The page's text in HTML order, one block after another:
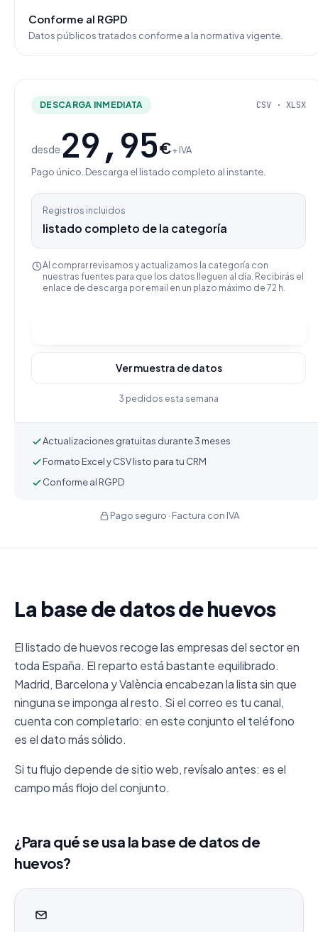
Conforme al RGPD
Datos públicos tratados conforme a la normativa vigente.
DESCARGA INMEDIATA CSV · XLSX
desde 29,95€+ IVA
Pago único. Descarga el listado completo al instante.
Registros incluidos
listado completo de la categoría
Al comprar revisamos y actualizamos la categoría con
nuestras fuentes para que los datos lleguen al día. Recibirás el
enlace de descarga por email en un plazo máximo de 72 h.
Ver muestra de datos
3 pedidos esta semana
Actualizaciones gratuitas durante 3 meses
Formato Excel y CSV listo para tu CRM
Conforme al RGPD
Pago seguro · Factura con IVA
La base de datos de huevos
El listado de huevos recoge las empresas del sector en
toda España. El reparto está bastante equilibrado.
Madrid, Barcelona y València encabezan la lista sin que
ninguna se imponga al resto. Si el correo es tu canal,
cuenta con completarlo: en este conjunto el teléfono
es el dato más sólido.
Si tu flujo depende de sitio web, revísalo antes: es el
campo más flojo del conjunto.
¿Para qué se usa la base de datos de
huevos?